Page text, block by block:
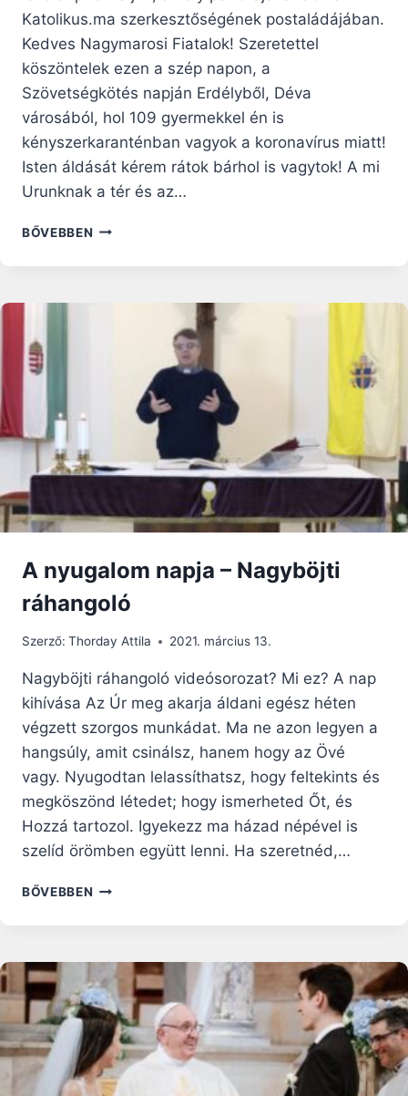
Katolikus.ma szerkesztőségének postaládájában.
Kedves Nagymarosi Fiatalok! Szeretettel
köszöntelek ezen a szép napon, a
Szövetségkötés napján Erdélyből, Déva
városából, hol 109 gyermekkel én is
kényszerkaranténban vagyok a koronavírus miatt!
Isten áldását kérem rátok bárhol is vagytok! A mi
Urunknak a tér és az…
BŐVEBBEN KONOK
NAGYMAROSI
FIATALOKNAK
A nyugalom napja – Nagyböjti
ráhangoló
Szerző: Thorday Attila 2021. március 13.
Nagyböjti ráhangoló videósorozat? Mi ez? A nap
kihívása Az Úr meg akarja áldani egész héten
végzett szorgos munkádat. Ma ne azon legyen a
hangsúly, amit csinálsz, hanem hogy az Övé
vagy. Nyugodtan lelassíthatsz, hogy feltekints és
megköszönd létedet; hogy ismerheted Őt, és
Hozzá tartozol. Igyekezz ma házad népével is
szelíd örömben együtt lenni. Ha szeretnéd,…
BŐVEBBEN A
NAGYBÖJTI
RÁHANGOLÓ